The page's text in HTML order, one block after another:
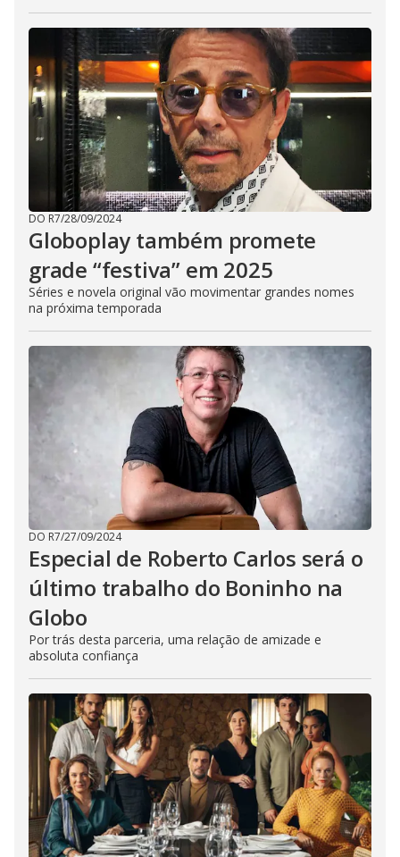
DO R7/28/09/2024
Globoplay também promete
grade “festiva” em 2025
Séries e novela original vão movimentar grandes nomes
na próxima temporada
DO R7/27/09/2024
Especial de Roberto Carlos será o
último trabalho do Boninho na
Globo
Por trás desta parceria, uma relação de amizade e
absoluta confiança